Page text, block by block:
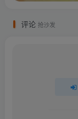
评论 抢沙发